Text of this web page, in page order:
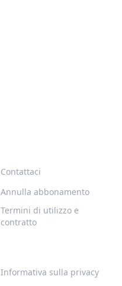
Contattaci
Annulla abbonamento
Termini di utilizzo e
contratto
Informativa sulla privacy